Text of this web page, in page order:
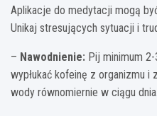
Aplikacje do medytacji mogą
Unikaj stresujących sytuacji i
– Nawodnienie: Pij minimum
wypłukać kofeinę z organizmu i
wody równomiernie w ciągu dnia.